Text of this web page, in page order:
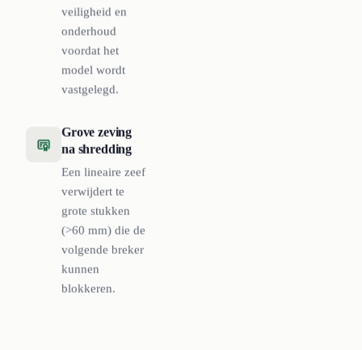
veiligheid en
onderhoud
voordat het
model wordt
vastgelegd.
Grove zeving
na shredding
Een lineaire zeef
verwijdert te
grote stukken
(>60 mm) die de
volgende breker
kunnen
blokkeren.